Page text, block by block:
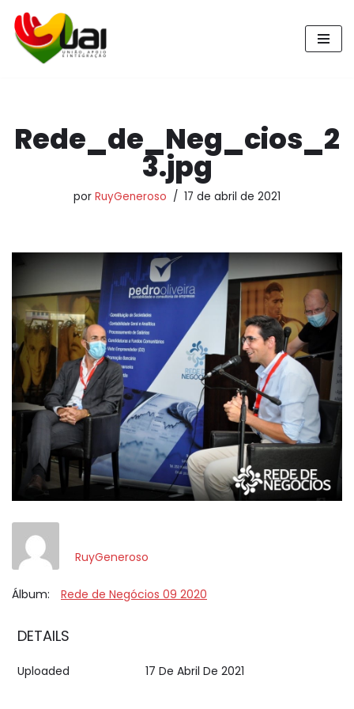
Pular
para
Rede_de_Neg_cios_2
3.jpg
por RuyGeneroso 17 de abril de 2021
RuyGeneroso
Álbum: Rede de Negócios 09 2020
DETAILS
Uploaded 17 De Abril De 2021